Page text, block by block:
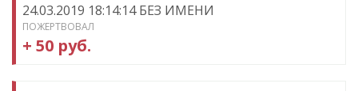
24.03.2019 18:14:14 БЕЗ ИМЕНИ
ПОЖЕРТВОВАЛ
+ 50 руб.